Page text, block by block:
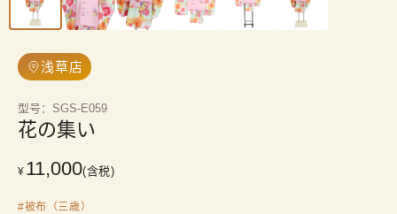
浅草店
型号 ： SGS-E059
花の集い
¥ 11,000(含税)
#被布（三歳）